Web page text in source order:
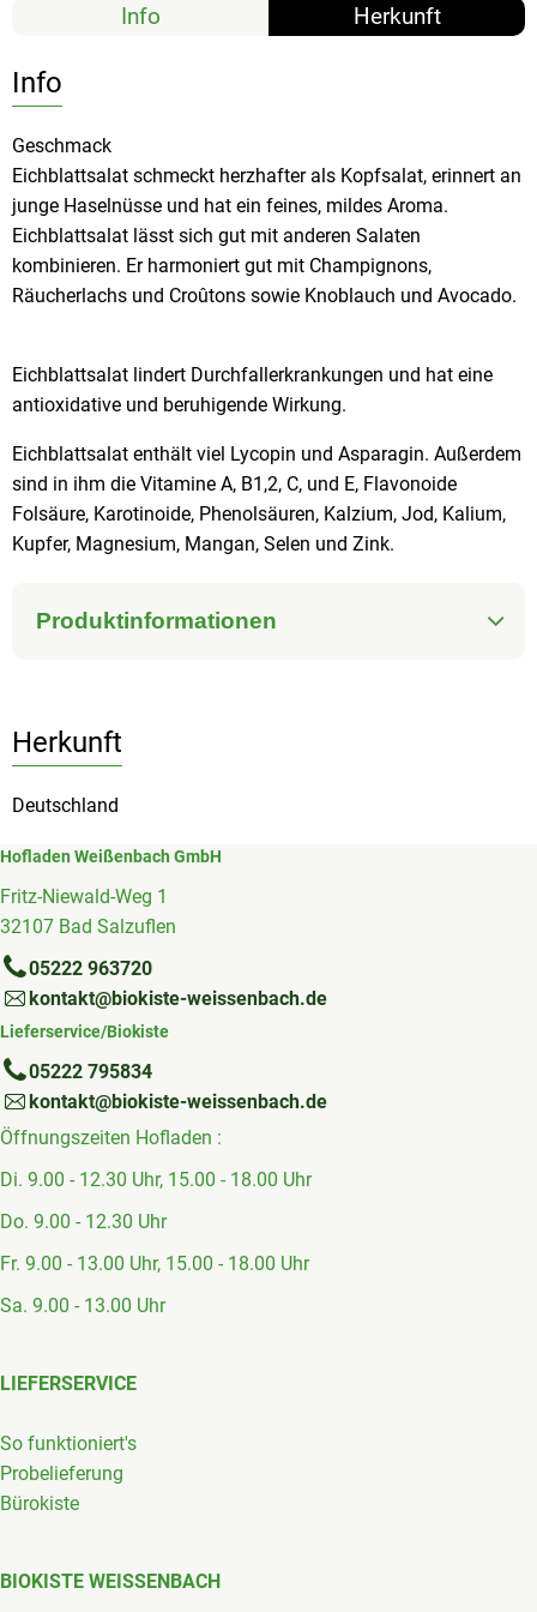
Info Herkunft
Info
Geschmack
Eichblattsalat schmeckt herzhafter als Kopfsalat, erinnert an
junge Haselnüsse und hat ein feines, mildes Aroma.
Eichblattsalat lässt sich gut mit anderen Salaten
kombinieren. Er harmoniert gut mit Champignons,
Räucherlachs und Croûtons sowie Knoblauch und Avocado.
Eichblattsalat lindert Durchfallerkrankungen und hat eine
antioxidative und beruhigende Wirkung.
Eichblattsalat enthält viel Lycopin und Asparagin. Außerdem
sind in ihm die Vitamine A, B1,2, C, und E, Flavonoide
Folsäure, Karotinoide, Phenolsäuren, Kalzium, Jod, Kalium,
Kupfer, Magnesium, Mangan, Selen und Zink.
Produktinformationen
Herkunft
Deutschland
Hofladen Weißenbach GmbH
Fritz-Niewald-Weg 1
32107 Bad Salzuflen
05222 963720
kontakt@biokiste-weissenbach.de
Lieferservice/Biokiste
05222 795834
kontakt@biokiste-weissenbach.de
Öffnungszeiten Hofladen :
Di. 9.00 - 12.30 Uhr, 15.00 - 18.00 Uhr
Do. 9.00 - 12.30 Uhr
Fr. 9.00 - 13.00 Uhr, 15.00 - 18.00 Uhr
Sa. 9.00 - 13.00 Uhr
LIEFERSERVICE
So funktioniert's
Probelieferung
Bürokiste
BIOKISTE WEISSENBACH